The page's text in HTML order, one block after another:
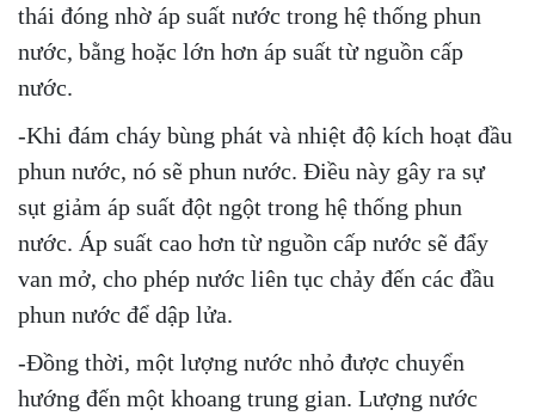
thái đóng nhờ áp suất nước trong hệ thống phun
nước, bằng hoặc lớn hơn áp suất từ nguồn cấp
nước.
-Khi đám cháy bùng phát và nhiệt độ kích hoạt đầu
phun nước, nó sẽ phun nước. Điều này gây ra sự
sụt giảm áp suất đột ngột trong hệ thống phun
nước. Áp suất cao hơn từ nguồn cấp nước sẽ đẩy
van mở, cho phép nước liên tục chảy đến các đầu
phun nước để dập lửa.
-Đồng thời, một lượng nước nhỏ được chuyển
hướng đến một khoang trung gian. Lượng nước